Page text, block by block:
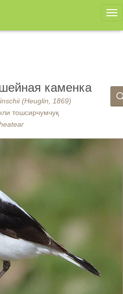
каменка
(Heuglin, 1869)
тошсирчумчуқ